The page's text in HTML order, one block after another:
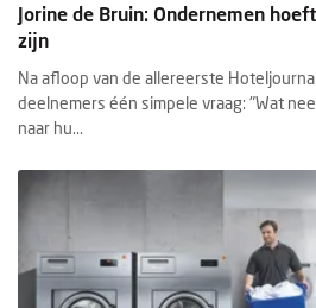
Jorine de Bruin: Ondernemen
zijn
Na afloop van de allereerste
deelnemers één simpele vraag: "Wat
naar hu...